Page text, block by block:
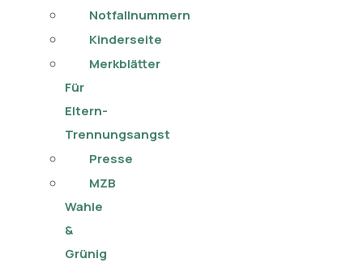
Notfallnummern
Kinderseite
Merkblätter
Für
Eltern-
Trennungsangst
Presse
MZB
Wahle
&
Grünig